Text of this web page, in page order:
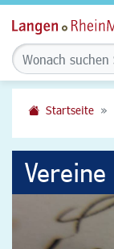
Startseite
Vereine